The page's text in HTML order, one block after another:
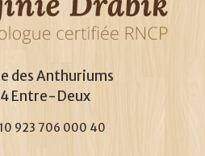
des Anthuriums
Entre-Deux
923 706 000 40